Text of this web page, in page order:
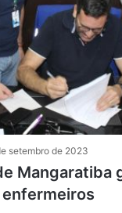
setembro de 2023
Mangaratiba